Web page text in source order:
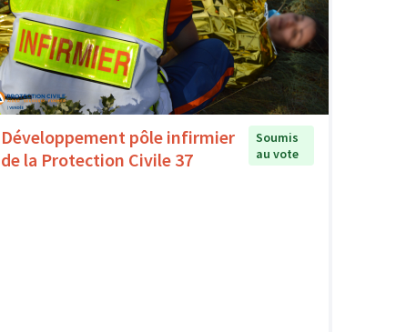
Développement pôle infirmier
de la Protection Civile 37
Soumis
au vote